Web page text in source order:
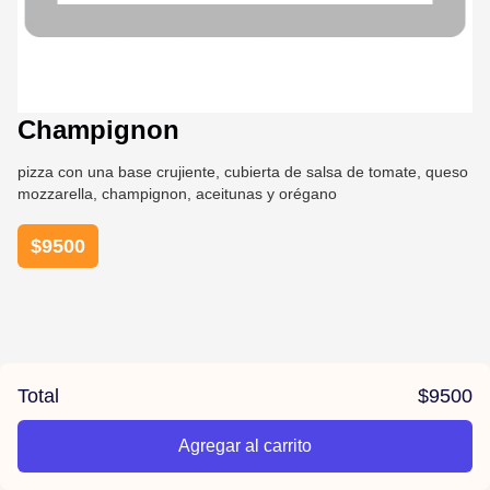
Champignon
pizza con una base crujiente, cubierta de salsa de tomate, queso
mozzarella, champignon, aceitunas y orégano
$9500
Total $9500
Agregar al carrito